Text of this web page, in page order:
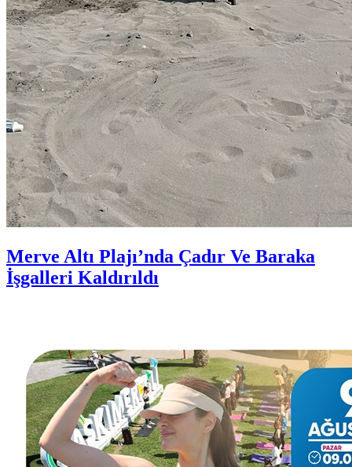
Merve Altı Plajı’nda Çadır Ve Baraka
İşgalleri Kaldırıldı